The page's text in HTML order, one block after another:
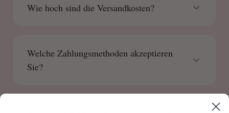
Wie hoch sind die Versandkosten?
Welche Zahlungsmethoden akzeptieren
Sie?